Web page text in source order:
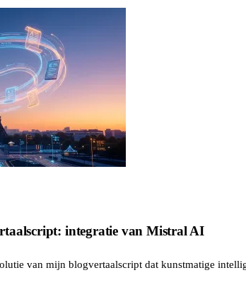
integratie van Mistral AI
van mijn blogvertaalscript dat kunstmatige